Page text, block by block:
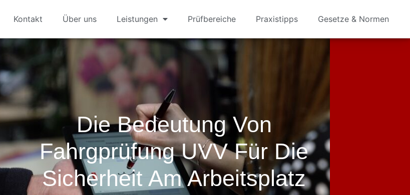
Kontakt Über uns Leistungen Prüfbereiche Praxistipps Gesetze & Normen
Die Bedeutung Von
Fahrgprüfung UVV Für Die
Sicherheit Am Arbeitsplatz